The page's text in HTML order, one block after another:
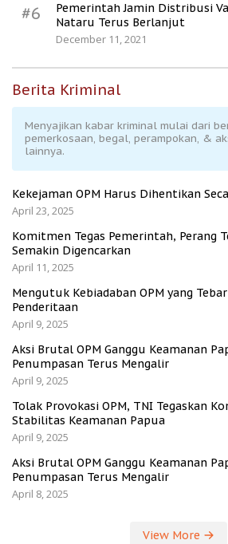
#6
Pemerintah Jamin Distribusi
Nataru Terus Berlanjut
December 11, 2021
Berita Kriminal
Menyajikan kabar kriminal mulai dari
pemerkosaan, begal, perampokan, &
lainnya.
Kekejaman OPM Harus Dihentikan
April 23, 2025
Komitmen Tegas Pemerintah, Perang
Semakin Digencarkan
April 11, 2025
Mengutuk Kebiadaban OPM yang
Penderitaan
April 9, 2025
Aksi Brutal OPM Ganggu Keamanan
Penumpasan Terus Mengalir
April 9, 2025
Tolak Provokasi OPM, TNI Tegaskan
Stabilitas Keamanan Papua
April 9, 2025
Aksi Brutal OPM Ganggu Keamanan
Penumpasan Terus Mengalir
April 8, 2025
View More